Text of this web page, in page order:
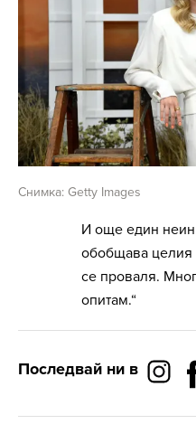
Снимка: Getty Images
И още един неин
обобщава целия
се проваля.
опитам.“
Последвай ни в